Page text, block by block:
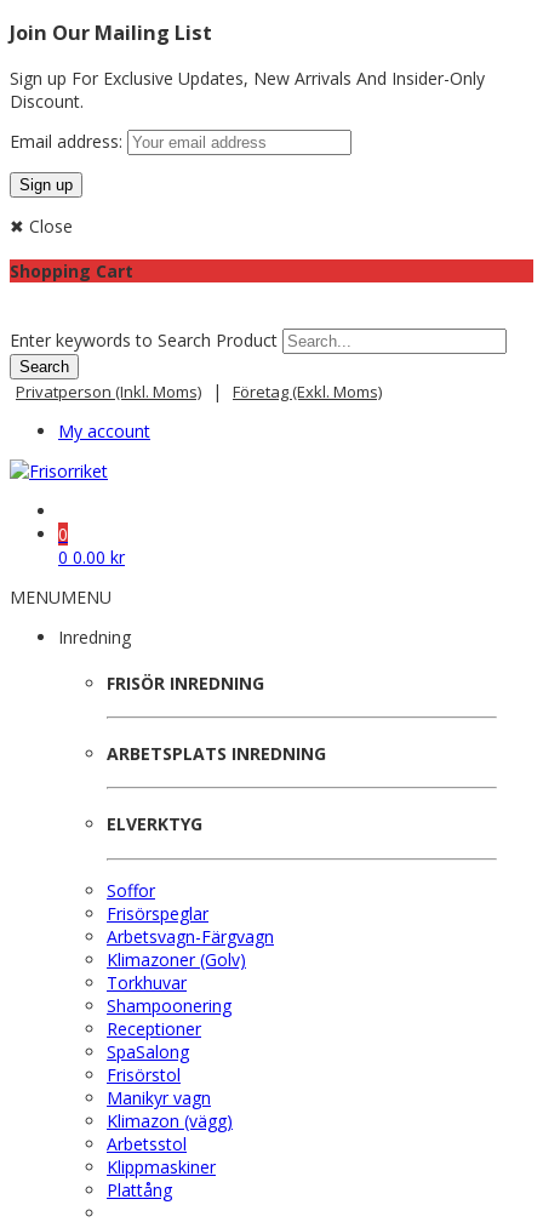
Join Our Mailing List
Sign up For Exclusive Updates, New Arrivals And Insider-Only
Discount.
Email address:
✖ Close
Shopping Cart
Enter keywords to Search Product
Privatperson (inkl. Moms) | Företag (exkl. Moms)
My account
0
0 0.00 kr
MENUMENU
Inredning
FRISÖR INREDNING
ARBETSPLATS INREDNING
ELVERKTYG
Soffor
Frisörspeglar
Arbetsvagn-Färgvagn
Klimazoner (Golv)
Torkhuvar
Shampoonering
Receptioner
SpaSalong
Frisörstol
Manikyr vagn
Klimazon (vägg)
Arbetsstol
Klippmaskiner
Plattång